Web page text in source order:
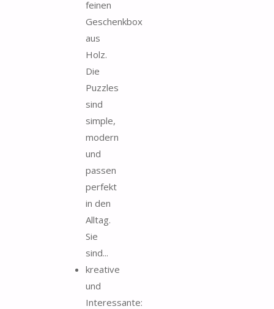
feinen
Geschenkbox
aus
Holz.
Die
Puzzles
sind
simple,
modern
und
passen
perfekt
in den
Alltag.
Sie
sind...
kreative
und
Interessante: